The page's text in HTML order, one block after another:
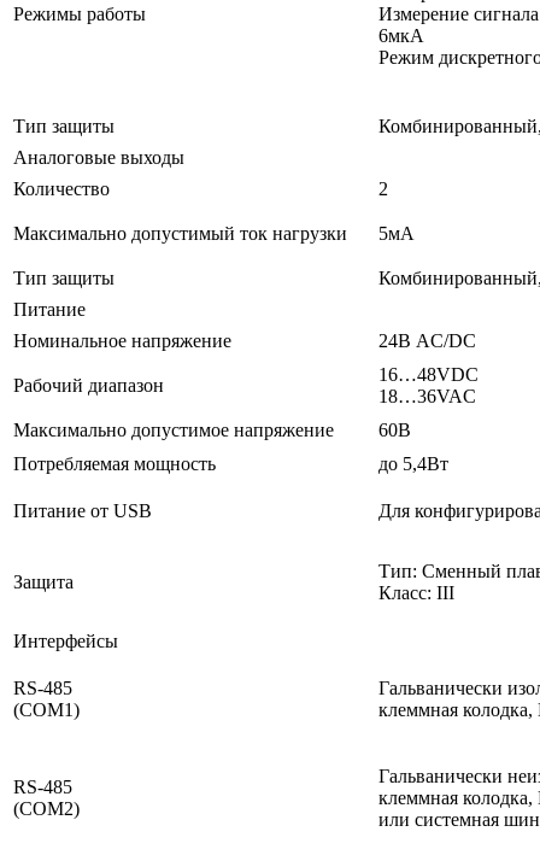
Режимы работы
Измерение
6мкА
Режим
Тип защиты
Аналоговые выходы
Количество
2
Максимально допустимый ток нагрузки 5мА
Тип защиты
Питание
Номинальное напряжение
24В AC/DC
Рабочий диапазон
16…48VDC
18…36VAC
Максимально допустимое напряжение
60В
Потребляемая мощность
до 5,4Вт
Питание от USB Для
Защита
Тип: Сменный
Класс: III
Интерфейсы
RS-485
(COM1)
Гальванически
клеммная
RS-485
(COM2)
Гальванически
клеммная
или системная